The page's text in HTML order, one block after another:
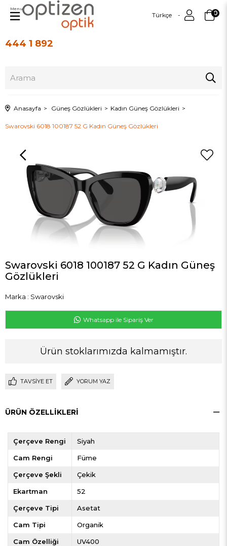
444 1 892
Türkçe 0
Menu
Anasayfa Güneş Gözlükleri Kadın Güneş Gözlükleri
Swarovski 6018 100187 52 G Kadın Güneş Gözlükleri
Swarovski 6018 100187 52 G Kadın Güneş
Gözlükleri
Marka : Swarovski
Whatsapp ile Sipariş Ver
Ürün stoklarımızda kalmamıştır.
TAVSIYE ET YORUM YAZ
ÜRÜN ÖZELLIKLERI
Çerçeve Rengi Siyah
Cam Rengi Füme
Çerçeve Şekli Çekik
Ekartman 52
Çerçeve Tipi Asetat
Cam Tipi Organik
Cam Özelliği UV400